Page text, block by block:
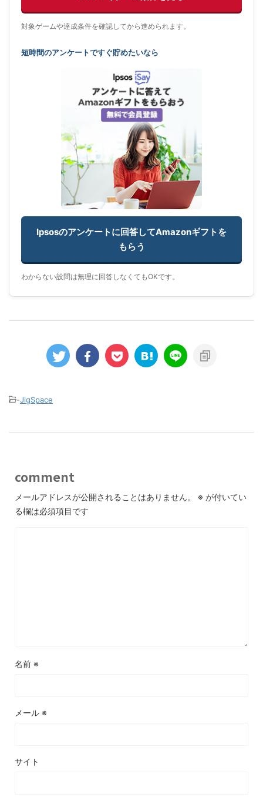
対象ゲームや達成条件を確認してから進められます。
短時間のアンケートですぐ貯めたいなら
Ipsosのアンケートに回答してAmazonギフトを
もらう
わからない設問は無理に回答しなくてもOKです。
-JigSpace
comment
メールアドレスが公開されることはありません。 ※ が付いてい
る欄は必須項目です
名前 ※
メール ※
サイト